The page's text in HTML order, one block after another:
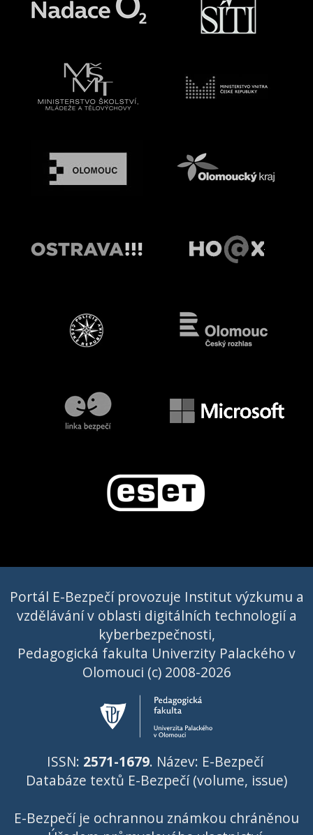
Portál E-Bezpečí provozuje Institut výzkumu a
vzdělávání v oblasti digitálních technologií a
kyberbezpečnosti,
Pedagogická fakulta Univerzity Palackého v
Olomouci (c) 2008-2026
ISSN: 2571-1679. Název: E-Bezpečí
Databáze textů E-Bezpečí (volume, issue)
E-Bezpečí je ochrannou známkou chráněnou